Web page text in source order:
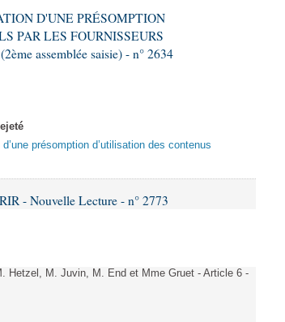
D'UNE PRÉSOMPTION
PAR LES FOURNISSEURS
assemblée saisie) - n° 2634
présomption d’utilisation des contenus
- Nouvelle Lecture - n° 2773
Hetzel, M. Juvin, M. End et Mme Gruet - Article 6 -